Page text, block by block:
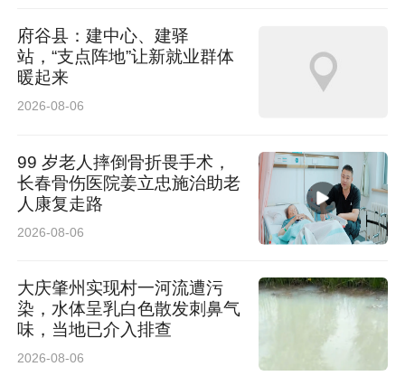
府谷县：建中心、建驿
站，“支点阵地”让新就业群体
暖起来
2026-08-06
99 岁老人摔倒骨折畏手术，
长春骨伤医院姜立忠施治助老
人康复走路
2026-08-06
大庆肇州实现村一河流遭污
染，水体呈乳白色散发刺鼻气
味，当地已介入排查
2026-08-06